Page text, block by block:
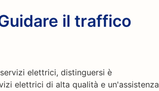
il traffico
elettrici, distinguersi è
elettrici di alta qualità e un'assistenza